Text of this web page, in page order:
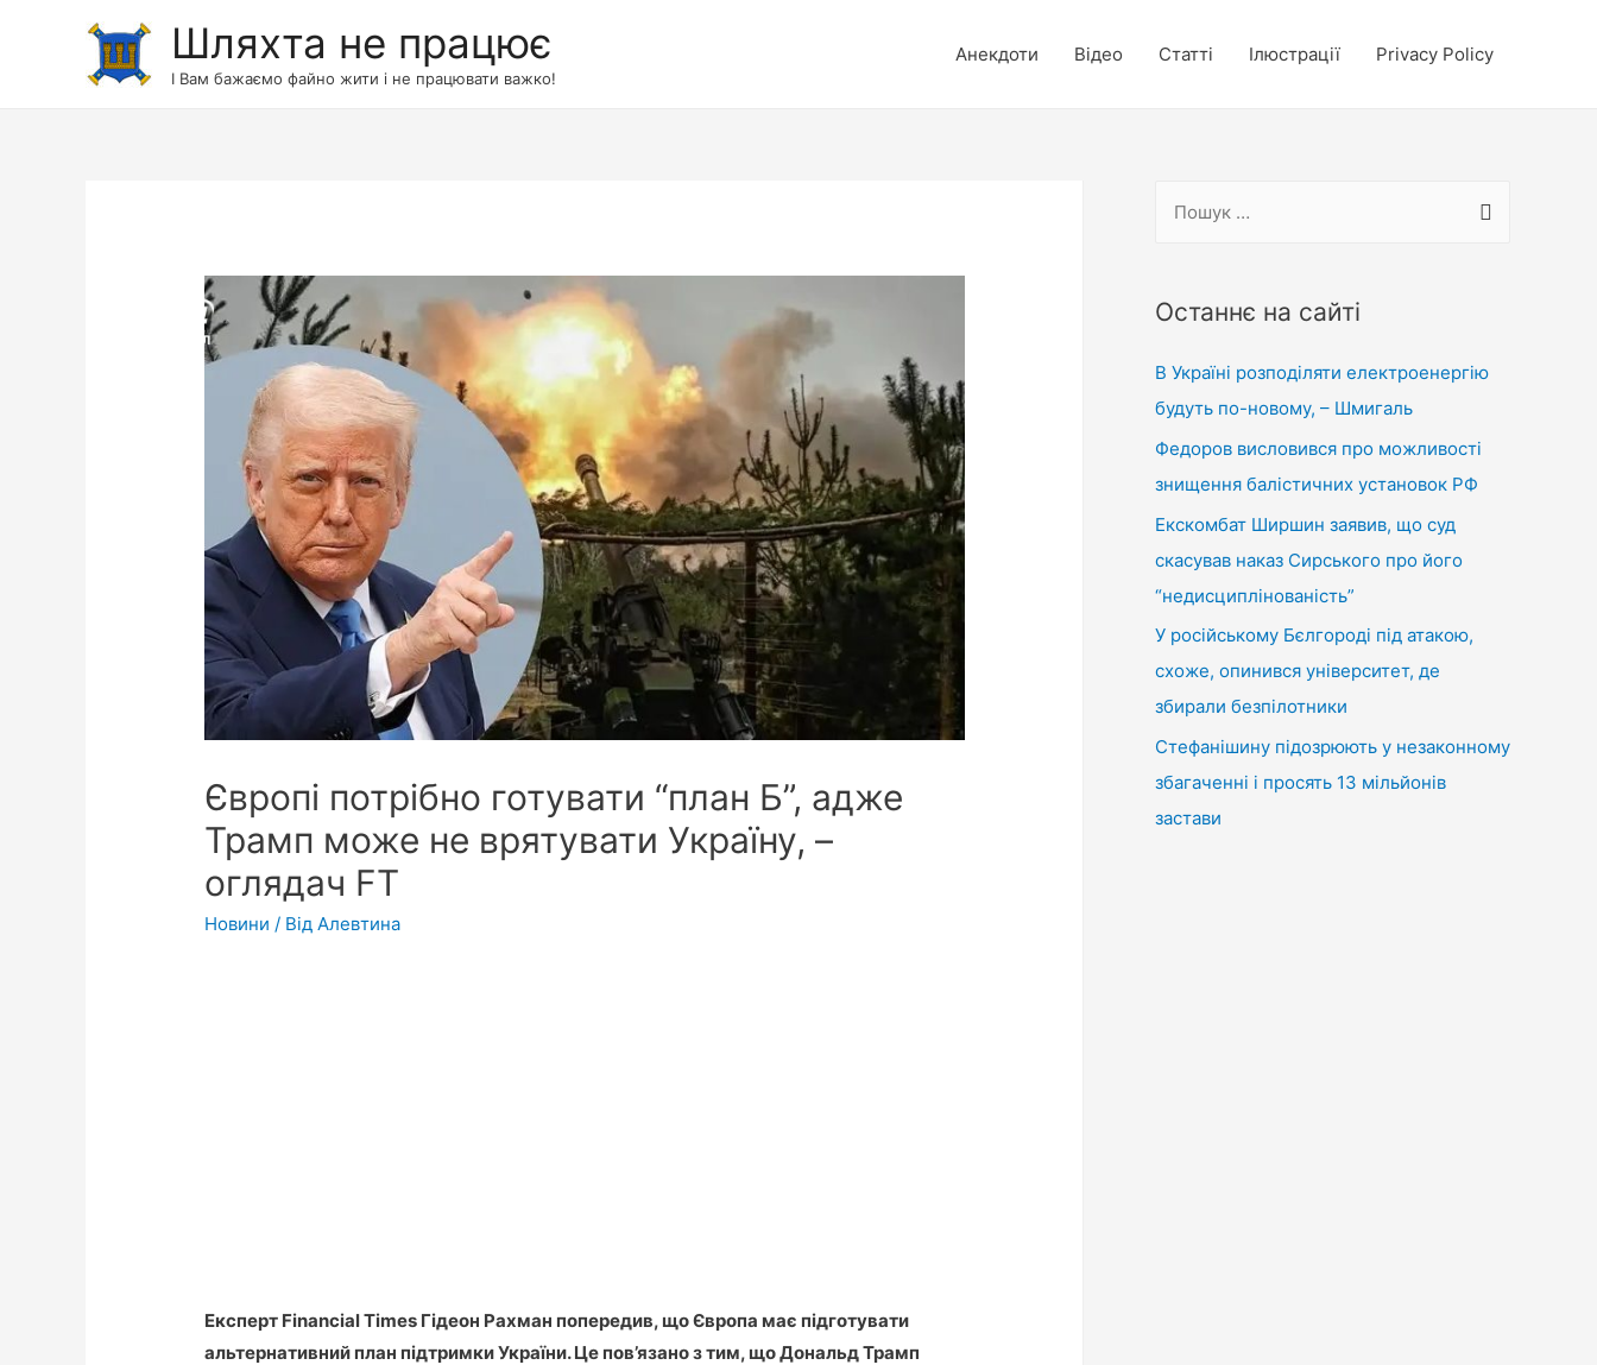
Шляхта не працює
І Вам бажаємо файно жити і не працювати важко!
Анекдоти Відео Статті Ілюстрації Privacy Policy
Європі потрібно готувати “план Б”, адже
Трамп може не врятувати Україну, –
оглядач FT
Новини / Від Алевтина
Експерт Financial Times Гідеон Рахман попередив, що Європа має підготувати
альтернативний план підтримки України. Це пов’язано з тим, що Дональд Трамп
у
:
Останнє на сайті
В Україні розподіляти електроенергію
будуть по-новому, – Шмигаль
Федоров висловився про можливості
знищення балістичних установок РФ
Екскомбат Ширшин заявив, що суд
скасував наказ Сирського про його
“недисциплінованість”
У російському Бєлгороді під атакою,
схоже, опинився університет, де
збирали безпілотники
Стефанішину підозрюють у незаконному
збагаченні і просять 13 мільйонів
застави